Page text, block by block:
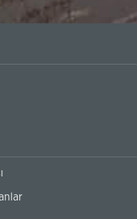
Hakkında Duyuru